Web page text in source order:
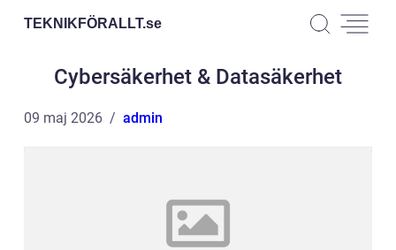
TEKNIKFÖRALLT.se
Cybersäkerhet & Datasäkerhet
09 maj 2026 admin